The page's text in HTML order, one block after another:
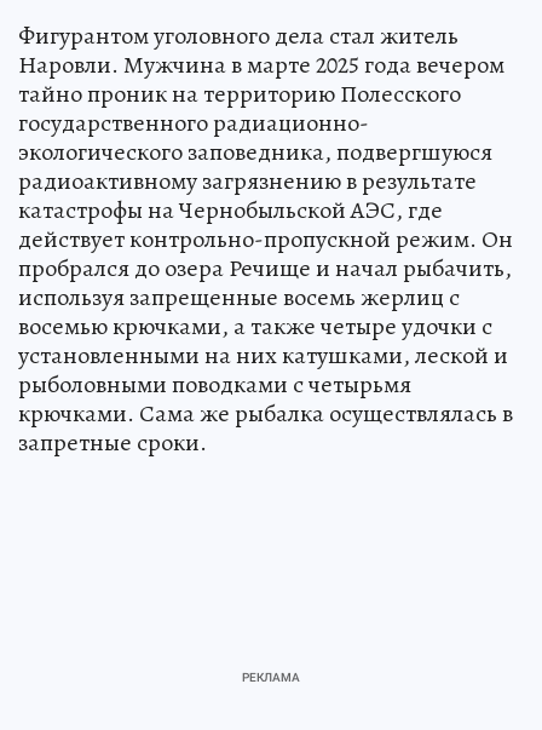
Фигурантом уголовного дела стал житель
Наровли. Мужчина в марте 2025 года вечером
тайно проник на территорию Полесского
государственного радиационно-
экологического заповедника, подвергшуюся
радиоактивному загрязнению в результате
катастрофы на Чернобыльской АЭС, где
действует контрольно-пропускной режим. Он
пробрался до озера Речище и начал рыбачить,
используя запрещенные восемь жерлиц с
восемью крючками, а также четыре удочки с
установленными на них катушками, леской и
рыболовными поводками с четырьмя
крючками. Сама же рыбалка осуществлялась в
запретные сроки.